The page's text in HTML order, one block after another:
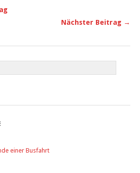
Nächster Beitrag →
einer Busfahrt